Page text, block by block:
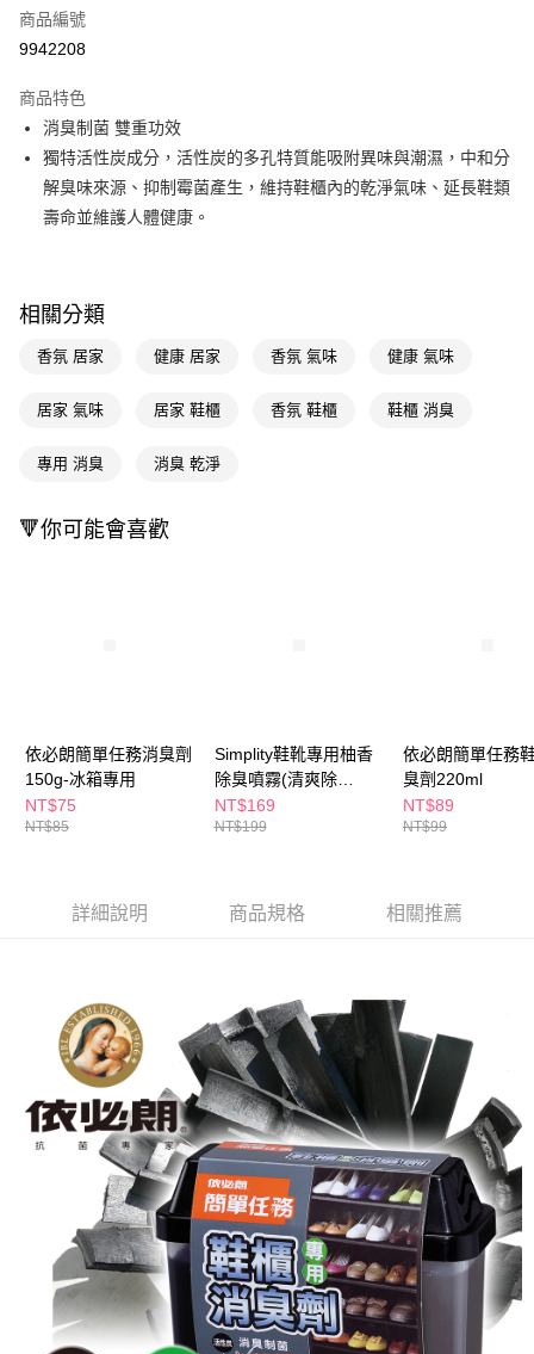
信用卡一次付款
LINE Pay
Apple Pay
街口支付
【關於「AFTEE先享後付」】
AFTEE先享後付是「在收到商品之後才付款」的支付方式。 讓您購物簡單
１．簡單：不需註冊會員、不需綁卡、不需儲值。
※ 交易是否成功請以「AFTEE先享後付 」之結帳頁面顯示為準，若有關於
是否繳費成功／繳費後需取消欲退款等相關疑問，請聯繫「AFTEE先享後付
客戶支援中心」https://netprotections.freshdesk.com/support/home
【注意事項】
２．關於個人資料處理事宜，請瀏覽以下網址：
４．使用「AFTEE先享後付」時，將依據個別帳號之用戶狀況，依本公司即
時審查核予不同之上限額度；若仍有額度不足之情形，本公司將視審查結果
請求用戶進行身份認證。
５．嚴禁一人註冊多個帳號或使用他人資訊註冊。若發現惡意使用之情形，
恩沛科技股份有限公司將有權停止該用戶之使用額度並採取法律行動。
即享券
運送方式
全家取貨付款
付款後萊爾富取貨
每筆NT$65，滿NT$490(含以上)免運費
7-11取貨付款
每筆NT$65，滿NT$490(含以上)免運費
每筆NT$100，滿NT$790(含以上)免運費
付款後寶雅門市自取(由倉庫統一出貨)
每筆NT$80，滿NT$290(含以上)免運費
商品編號
9942208
商品特色
消臭制菌 雙重功效
獨特活性炭成分，活性炭的多孔特質能吸附異味與潮濕，中和分
解臭味來源、抑制霉菌產生，維持鞋櫃內的乾淨氣味、延長鞋類
壽命並維護人體健康。
相關分類
香氛 居家 健康 居家 香氛 氣味 健康 氣味
居家 氣味 居家 鞋櫃 香氛 鞋櫃 鞋櫃 消臭
專用 消臭 消臭 乾淨
🔻你可能會喜歡
依必朗簡單任務消臭劑
150g-冰箱專用
NT$75
NT$85
Simplity鞋靴專用柚香
除臭噴霧(清爽除
菌)150ml
NT$169
NT$199
依必朗簡單任務
臭劑220ml
NT$89
NT$99
詳細說明 商品規格 相關推薦